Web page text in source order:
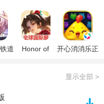
球模拟器)
道
Honor of
开心消消乐正
显示全部 >